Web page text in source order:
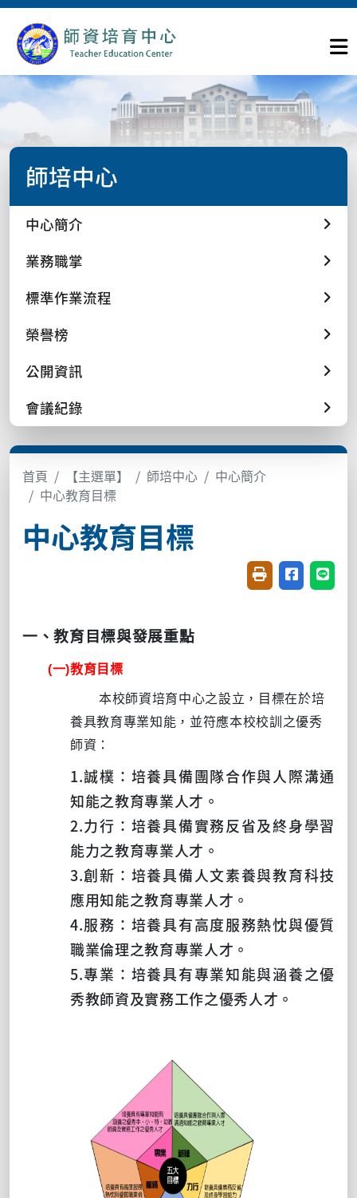
師培中心
中心簡介
業務職掌
標準作業流程
榮譽榜
公開資訊
會議紀錄
首頁 【主選單】 師培中心
中心簡介
中心教育目標
中心教育目標
友善列印(開新視
分享至臉書
分享
一、教育目標與發展重點
(一)教育目標
本校師資培育中心之設立，目標在於培
養具教育專業知能，並符應本校校訓之優秀
師資：
1.誠樸：培養具備團隊合作與人際溝通
知能之教育專業人才。
2.力行：培養具備實務反省及終身學習
能力之教育專業人才。
3.創新：培養具備人文素養與教育科技
應用知能之教育專業人才。
4.服務：培養具有高度服務熱忱與優質
職業倫理之教育專業人才。
5.專業：培養具有專業知能與涵養之優
秀教師資及實務工作之優秀人才。